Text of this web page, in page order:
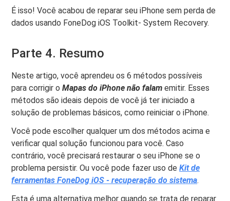
É isso! Você acabou de reparar seu iPhone sem perda de
dados usando FoneDog iOS Toolkit- System Recovery.
Parte 4. Resumo
Neste artigo, você aprendeu os 6 métodos possíveis
para corrigir oMapas do iPhone não falam emitir. Esses
métodos são ideais depois de você já ter iniciado a
solução de problemas básicos, como reiniciar o iPhone.
Você pode escolher qualquer um dos métodos acima e
verificar qual solução funcionou para você. Caso
contrário, você precisará restaurar o seu iPhone se o
problema persistir. Ou você pode fazer uso deKit de
ferramentas FoneDog iOS - recuperação do sistema.
Esta é uma alternativa melhor quando se trata de reparar